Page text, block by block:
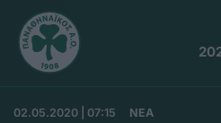
02.05.2020 | 07:15 ΝΕΑ